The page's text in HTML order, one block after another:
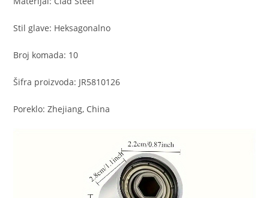
Stil glave: Heksagonalno
Broj komada: 10
Šifra proizvoda: JR5810126
Poreklo: Zhejiang, China